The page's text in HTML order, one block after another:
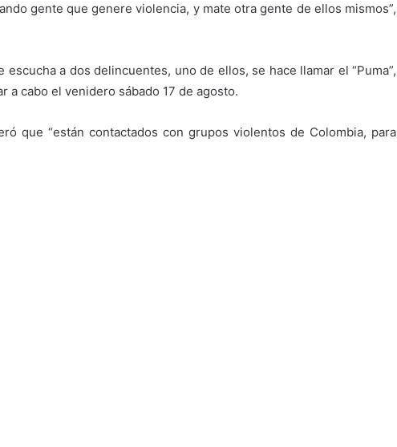
gente que genere violencia, y mate otra gente de ellos mismos”,
a dos delincuentes, uno de ellos, se hace llamar el “Puma”,
a cabo el venidero sábado 17 de agosto.
que “están contactados con grupos violentos de Colombia, para